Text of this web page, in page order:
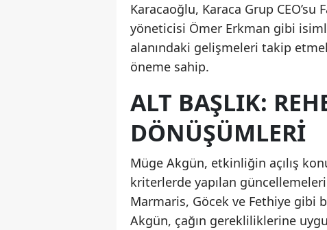
Karacaoğlu, Karaca Grup
yöneticisi Ömer Erkman gibi
alanındaki gelişmeleri takip
öneme sahip.
ALT BAŞLIK:
DÖNÜŞÜMLERI
Müge Akgün, etkinliğin açılış
kriterlerde yapılan
Marmaris, Göcek ve Fethiye
Akgün, çağın gerekliliklerine